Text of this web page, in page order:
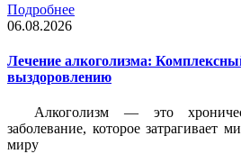
Подробнее
06.08.2026
Лечение алкоголизма:
выздоровлению
Алкоголизм — это
заболевание, которое затрагивает
миру